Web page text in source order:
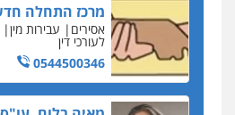
מרכז התחלה
אסירים עבירות מין
לעורכי דין
0544500346
כתב אישום: יו"ר ש"ס לשעבר
ההלוואות של משפחת הרינג
הפרקליטות: הרב נתנאל חייק
שמשו אנשי